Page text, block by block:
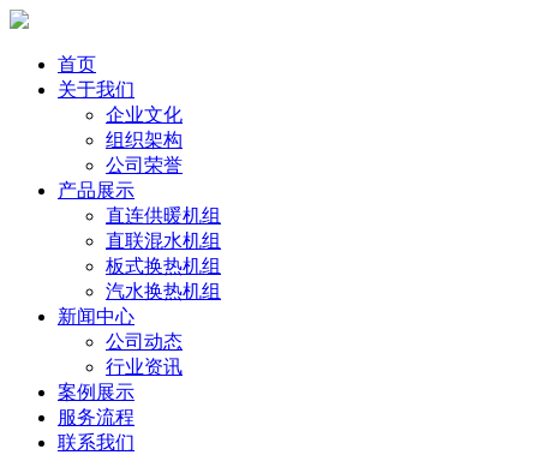
首页
关于我们
企业文化
组织架构
公司荣誉
产品展示
直连供暖机组
直联混水机组
板式换热机组
汽水换热机组
新闻中心
公司动态
行业资讯
案例展示
服务流程
联系我们